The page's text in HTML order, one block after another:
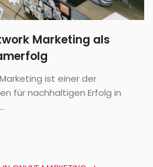
Marketing als
ist einer der
für nachhaltigen Erfolg in